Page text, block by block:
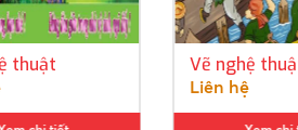
Vẽ nghệ thuật
Liên hệ